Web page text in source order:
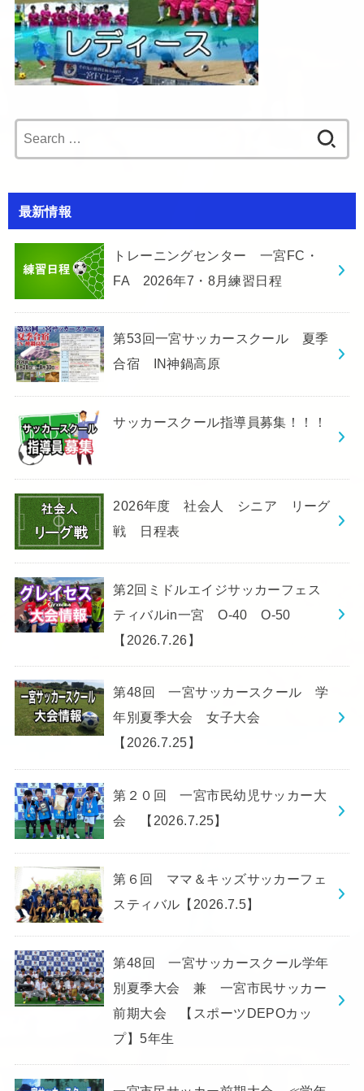
for:
最新情報
トレーニングセンター 一宮FC・
FA 2026年7・8月練習日程
第53回一宮サッカースクール 夏季
合宿 IN神鍋高原
サッカースクール指導員募集！！！
2026年度 社会人 シニア リーグ
戦 日程表
第2回ミドルエイジサッカーフェス
ティバルin一宮 O-40 O-50
【2026.7.26】
第48回 一宮サッカースクール 学
年別夏季大会 女子大会
【2026.7.25】
第２０回 一宮市民幼児サッカー大
会 【2026.7.25】
第６回 ママ＆キッズサッカーフェ
スティバル【2026.7.5】
第48回 一宮サッカースクール学年
別夏季大会 兼 一宮市民サッカー
前期大会 【スポーツDEPOカッ
プ】5年生